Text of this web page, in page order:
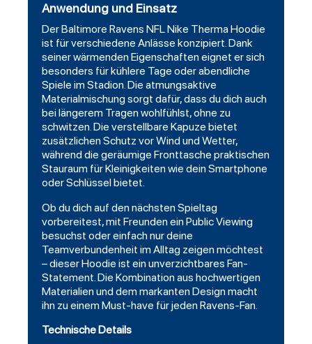
Anwendung und Einsatz
Der Baltimore Ravens NFL Nike Therma Hoodie
ist für verschiedene Anlässe konzipiert. Dank
seiner wärmenden Eigenschaften eignet er sich
besonders für kühlere Tage oder abendliche
Spiele im Stadion. Die atmungsaktive
Materialmischung sorgt dafür, dass du dich auch
bei längerem Tragen wohlfühlst, ohne zu
schwitzen. Die verstellbare Kapuze bietet
zusätzlichen Schutz vor Wind und Wetter,
während die geräumige Fronttasche praktischen
Stauraum für Kleinigkeiten wie dein Smartphone
oder Schlüssel bietet.
Ob du dich auf den nächsten Spieltag
vorbereitest, mit Freunden ein Public Viewing
besuchst oder einfach nur deine
Teamverbundenheit im Alltag zeigen möchtest
– dieser Hoodie ist ein unverzichtbares Fan-
Statement. Die Kombination aus hochwertigen
Materialien und dem markanten Design macht
ihn zu einem Must-have für jeden Ravens-Fan.
Technische Details